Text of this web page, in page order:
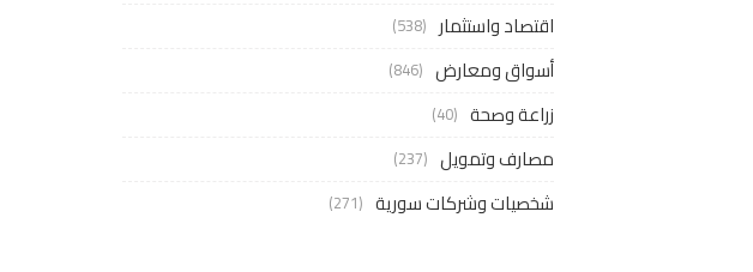
اقتصاد واستثمار (538)
أسواق ومعارض (846)
زراعة وصحة (40)
مصارف وتمويل (237)
شخصيات وشركات سورية (271)